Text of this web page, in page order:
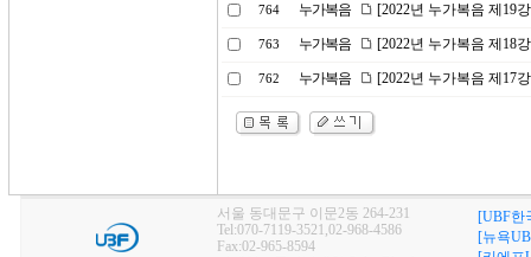
764 누가복음 [2022년 누가복음 제19
763 누가복음 [2022년 누가복음 제18
762 누가복음 [2022년 누가복음 제17
서울 동대문구 이문2동 264-231
Tel:070-7119-3521,02-968-4586
Fax:02-965-8594
[UBF한
[뉴욕